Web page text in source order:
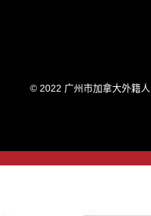
© 2022 广州市加拿大外籍